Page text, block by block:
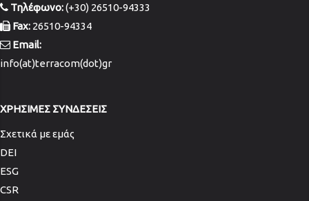
Τηλέφωνο:(+30) 26510-94333
Fax: 26510-94334
Email:
info(at)terracom(dot)gr
ΧΡΗΣΙΜΕΣ ΣΥΝΔΕΣΕΙΣ
Σχετικά με εμάς
DEI
ESG
CSR